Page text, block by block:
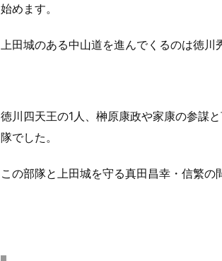
始めます。
上田城のある中山道を進んでくるのは徳川
徳川四天王の1人、榊原康政や家康の参謀
隊でした。
この部隊と上田城を守る真田昌幸・信繁の